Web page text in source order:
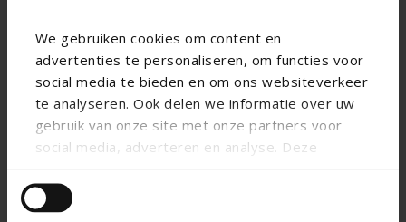
We gebruiken cookies om content en
advertenties te personaliseren, om functies voor
social media te bieden en om ons websiteverkeer
te analyseren. Ook delen we informatie over uw
gebruik van onze site met onze partners voor
social media, adverteren en analyse. Deze
andere informatie die u aan ze heeft verstrekt of
die ze hebben verzameld op basis van uw gebruik